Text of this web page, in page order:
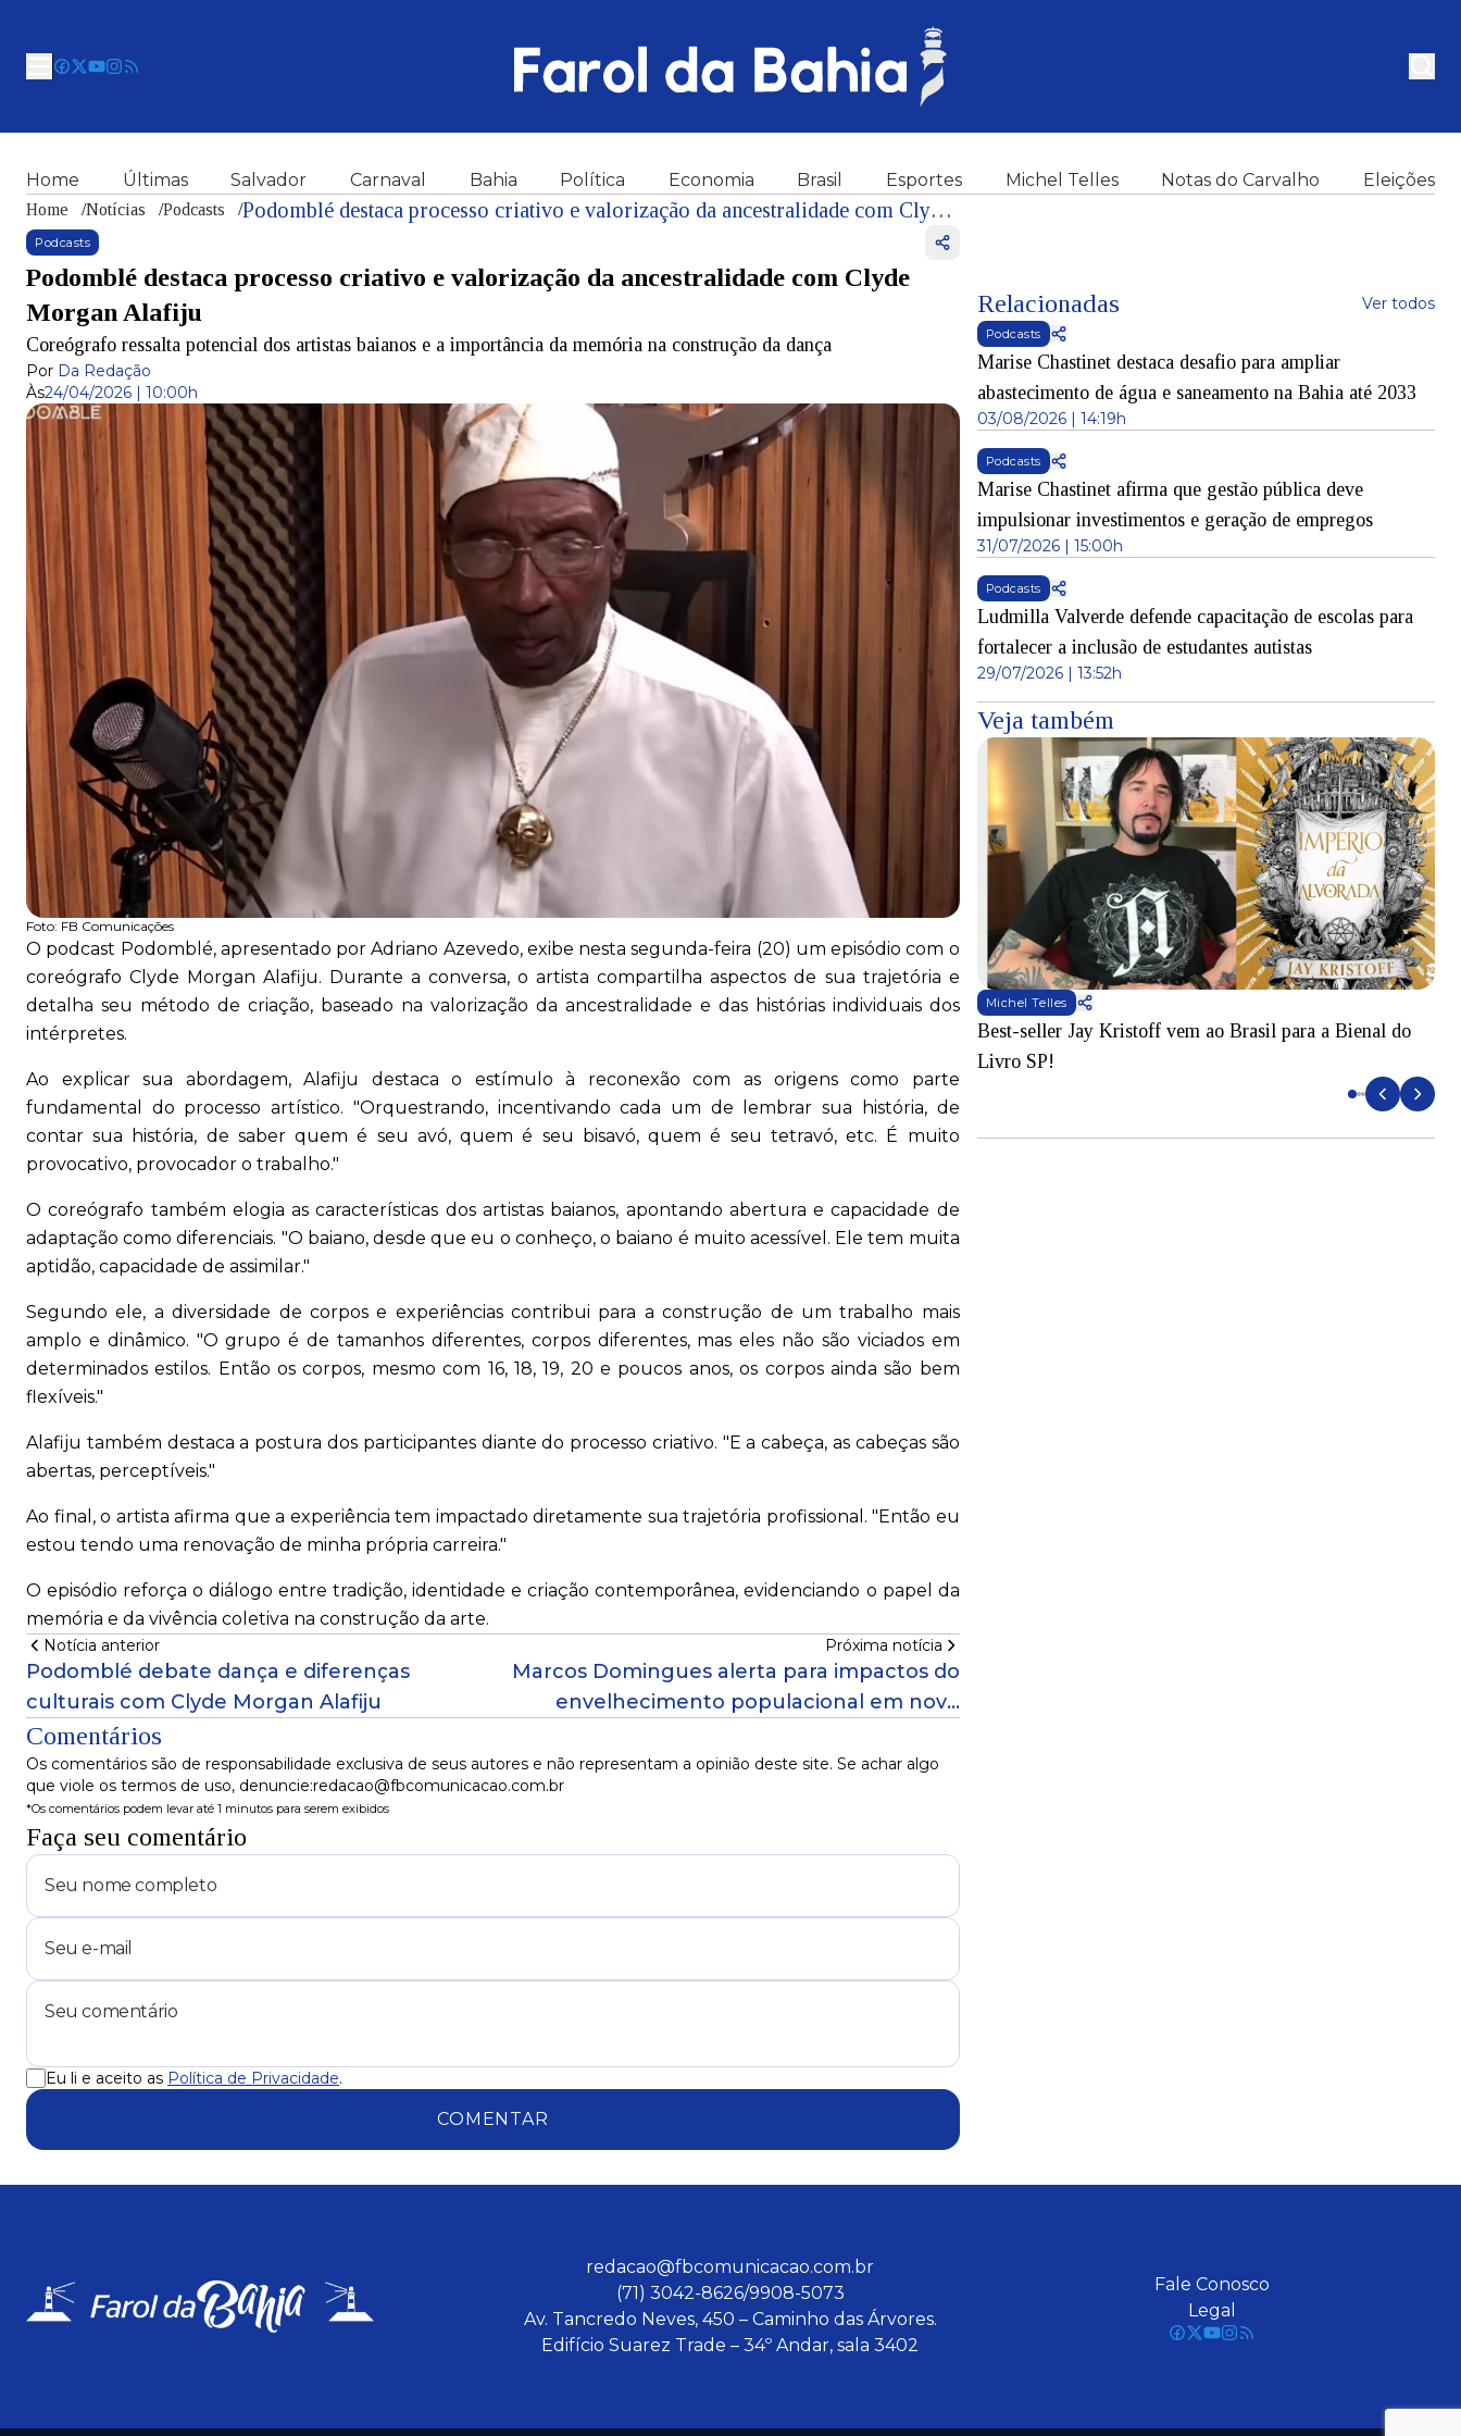
Home Últimas Salvador Carnaval Bahia Política Economia Brasil Esportes Michel Telles Notas do Carvalho Eleições
Home /Notícias /Podcasts / Podomblé destaca processo criativo e valorização da ancestralidade com Clyde Morgan Alafiju
Podcasts
Podomblé destaca processo criativo e valorização da ancestralidade com Clyde
Morgan Alafiju
Coreógrafo ressalta potencial dos artistas baianos e a importância da memória na construção da dança
Por Da Redação
Às24/04/2026 | 10:00h
Foto: FB Comunicações
O podcast Podomblé, apresentado por Adriano Azevedo, exibe nesta segunda-feira (20) um episódio com o
coreógrafo Clyde Morgan Alafiju. Durante a conversa, o artista compartilha aspectos de sua trajetória e
detalha seu método de criação, baseado na valorização da ancestralidade e das histórias individuais dos
intérpretes.
Ao explicar sua abordagem, Alafiju destaca o estímulo à reconexão com as origens como parte
fundamental do processo artístico. "Orquestrando, incentivando cada um de lembrar sua história, de
contar sua história, de saber quem é seu avó, quem é seu bisavó, quem é seu tetravó, etc. É muito
provocativo, provocador o trabalho."
O coreógrafo também elogia as características dos artistas baianos, apontando abertura e capacidade de
adaptação como diferenciais. "O baiano, desde que eu o conheço, o baiano é muito acessível. Ele tem muita
aptidão, capacidade de assimilar."
Segundo ele, a diversidade de corpos e experiências contribui para a construção de um trabalho mais
amplo e dinâmico. "O grupo é de tamanhos diferentes, corpos diferentes, mas eles não são viciados em
determinados estilos. Então os corpos, mesmo com 16, 18, 19, 20 e poucos anos, os corpos ainda são bem
flexíveis."
Alafiju também destaca a postura dos participantes diante do processo criativo. "E a cabeça, as cabeças são
abertas, perceptíveis."
Ao final, o artista afirma que a experiência tem impactado diretamente sua trajetória profissional. "Então eu
estou tendo uma renovação de minha própria carreira."
O episódio reforça o diálogo entre tradição, identidade e criação contemporânea, evidenciando o papel da
memória e da vivência coletiva na construção da arte.
Notícia anterior
Podomblé debate dança e diferenças
culturais com Clyde Morgan Alafiju
Próxima notícia
Marcos Domingues alerta para impactos do
envelhecimento populacional em novo
Comentários
Os comentários são de responsabilidade exclusiva de seus autores e não representam a opinião deste site. Se achar algo
que viole os termos de uso, denuncie:redacao@fbcomunicacao.com.br
*Os comentários podem levar até 1 minutos para serem exibidos
Faça seu comentário
Eu li e aceito as Política de Privacidade.
COMENTAR
Relacionadas Ver todos
Podcasts
Marise Chastinet destaca desafio para ampliar
abastecimento de água e saneamento na Bahia até 2033
03/08/2026 | 14:19h
Podcasts
Marise Chastinet afirma que gestão pública deve
impulsionar investimentos e geração de empregos
31/07/2026 | 15:00h
Podcasts
Ludmilla Valverde defende capacitação de escolas para
fortalecer a inclusão de estudantes autistas
29/07/2026 | 13:52h
Veja também
Michel Telles
Best-seller Jay Kristoff vem ao Brasil para a Bienal do
Livro SP!
redacao@fbcomunicacao.com.br
(71) 3042-8626/9908-5073
Av. Tancredo Neves, 450 – Caminho das Árvores.
Edifício Suarez Trade – 34º Andar, sala 3402
Fale Conosco
Legal